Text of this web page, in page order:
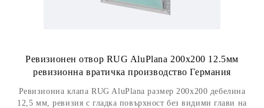
Ревизионен отвор RUG AluPlana 200x200 12.5мм
ревизионна вратичка производство Германия
Ревизионна клапа RUG AluPlana размер 200x200 дебелина
12,5 мм, ревизия с гладка повърхност без видими глави на